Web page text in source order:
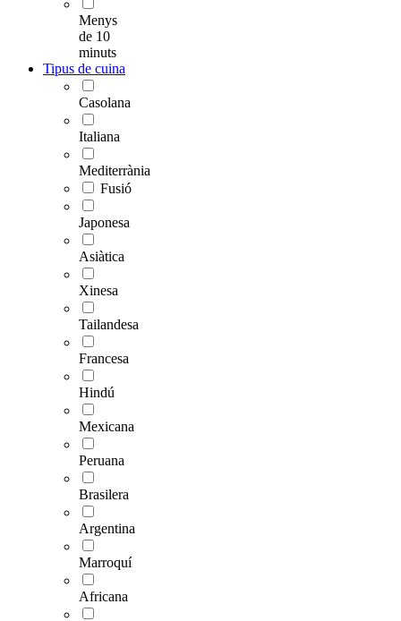
Menys
de 10
minuts
Tipus de cuina
Casolana
Italiana
Mediterrània
Fusió
Japonesa
Asiàtica
Xinesa
Tailandesa
Francesa
Hindú
Mexicana
Peruana
Brasilera
Argentina
Marroquí
Africana